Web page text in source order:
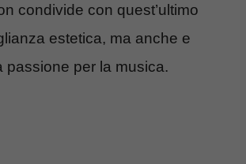
condivide con quest’ultimo
estetica, ma anche e
passione per la musica.